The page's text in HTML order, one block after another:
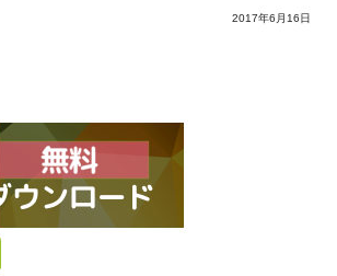
2017年6月16日